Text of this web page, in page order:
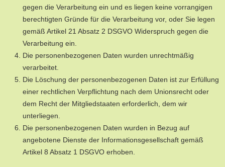
gegen die Verarbeitung ein und es liegen keine vorrangigen
berechtigten Gründe für die Verarbeitung vor, oder Sie legen
gemäß Artikel 21 Absatz 2 DSGVO Widerspruch gegen die
Verarbeitung ein.
Die personenbezogenen Daten wurden unrechtmäßig
verarbeitet.
Die Löschung der personenbezogenen Daten ist zur Erfüllung
einer rechtlichen Verpflichtung nach dem Unionsrecht oder
dem Recht der Mitgliedstaaten erforderlich, dem wir
unterliegen.
Die personenbezogenen Daten wurden in Bezug auf
angebotene Dienste der Informationsgesellschaft gemäß
Artikel 8 Absatz 1 DSGVO erhoben.